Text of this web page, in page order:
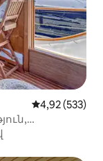
Միջին
4,92 (533)